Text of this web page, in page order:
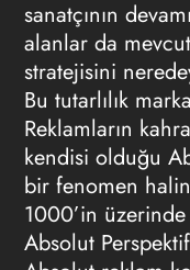
sanatçının
alanlar da
stratejisini
Bu tutarlılık
Reklamların
kendisi olduğu
bir fenomen
1000’in
Absolut